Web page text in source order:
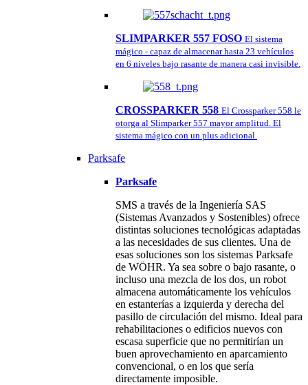
SLIMPARKER 557 FOSO El sistema
mágico - capaz de almacenar hasta 23 vehículos
en 6 niveles bajo rasante de manera casi invisible.
CROSSPARKER 558 El Crossparker 558 le
otorga al Slimparker 557 mayor amplitud. El
sistema mágico con un plus adicional.
Parksafe
Parksafe
SMS a través de la Ingeniería SAS
(Sistemas Avanzados y Sostenibles) ofrece
distintas soluciones tecnológicas adaptadas
a las necesidades de sus clientes. Una de
esas soluciones son los sistemas Parksafe
de WÖHR. Ya sea sobre o bajo rasante, o
incluso una mezcla de los dos, un robot
almacena automáticamente los vehículos
en estanterías a izquierda y derecha del
pasillo de circulación del mismo. Ideal para
rehabilitaciones o edificios nuevos con
escasa superficie que no permitirían un
buen aprovechamiento en aparcamiento
convencional, o en los que sería
directamente imposible.